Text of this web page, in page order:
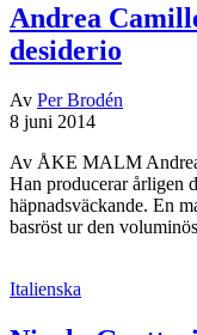
Andrea
desiderio
Av Per Brodén
8 juni 2014
Av ÅKE MALM
Han producerar årligen
häpnadsväckande. En
basröst ur den
Italienska